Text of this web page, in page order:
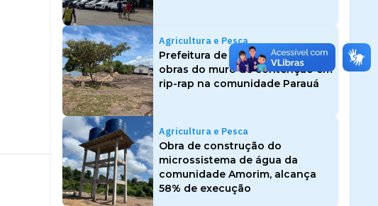
Agricultura e Pesca
Prefeitura de Santarém inicia
obras do muro de contenção em
rip-rap na comunidade Parauá
Agricultura e Pesca
Obra de construção do
microssistema de água da
comunidade Amorim, alcança
58% de execução